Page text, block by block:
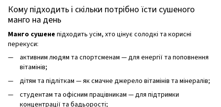
Кому підходить і скільки потрібно їсти сушеного
манго на день
Манго сушене підходить усім, хто цінує солодкі та корисні
перекуси:
активним людям та спортсменам — для енергії та поповнення
вітамінів;
дітям та підліткам — як смачне джерело вітамінів та мінералів;
студентам та офісним працівникам — для підтримки
концентрації та бадьорості;